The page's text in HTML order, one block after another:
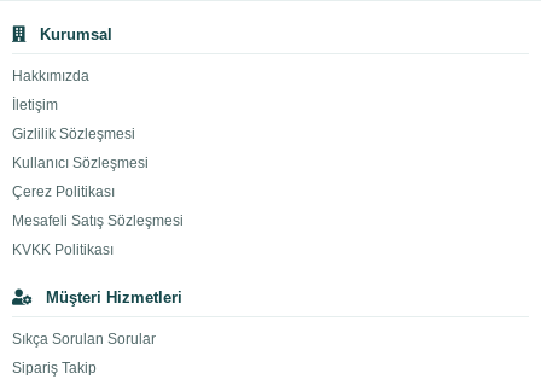
Kurumsal
Hakkımızda
İletişim
Gizlilik Sözleşmesi
Kullanıcı Sözleşmesi
Çerez Politikası
Mesafeli Satış Sözleşmesi
KVKK Politikası
Müşteri Hizmetleri
Sıkça Sorulan Sorular
Sipariş Takip